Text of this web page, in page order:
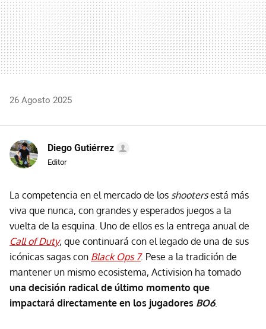
26 Agosto 2025
Diego Gutiérrez
Editor
La competencia en el mercado de los shootersestá más
viva que nunca, con grandes y esperados juegos a la
vuelta de la esquina. Uno de ellos es la entrega anual de
Call of Duty, que continuará con el legado de una de sus
icónicas sagas con Black Ops 7. Pese a la tradición de
mantener un mismo ecosistema, Activision ha tomado
una decisión radical de último momento que
impactará directamente en los jugadores BO6.